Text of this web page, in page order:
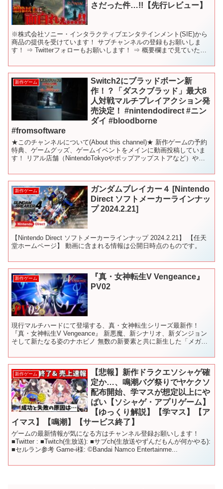
さだった件…!!【先行レビュー】
※株式会社ソニー・インタラクティブエンタテインメント(SIE)から
商品の提供を受けています！ サブチャンネルの登録もお願いしま
す！ ⇒ Twitterフォローもお願いします！ ⇒ 概要欄まで見ていただ
新作ゲーム
Switch2にブラッドボーン新
作！？「ダスクブラッド」最大8
人対戦マルチプレイアクション発
売決定！ #nintendodirect #ニン
ダイ #bloodborne
#fromsoftware
★このチャンネルについて(About this channel)★ 新作ゲームの予約
特典、ゲームグッズ、ゲームイベントをメインに動画投稿していま
す！ リアル店舗（NintendoTokyoやポップアップストアなど）やイ
新作ゲーム
ガンダムブレイカー４ [Nintendo
Direct ソフトメーカーラインナッ
プ 2024.2.21]
【Nintendo Direct ソフトメーカーラインナップ 2024.2.21】 【任天
堂ホームページ】 動画に含まれる情報は公開日時点のものです。
新作ゲーム
『真・女神転生V Vengeance』
PV02
現行マルチハードにて登場する、真・女神転生シリーズ最新作！
『真・女神転生V Vengeance』 新悪魔、新シナリオ、新ダンジョン
そして新たなる姿のナホビノ 無数の新要素と共に新生した「メガテ
新作ゲーム
【悲報】新作ドラクエソシャゲ確
定か…、鳴潮バグ祭りでヤケクソ
配布開始、学マスが想定以上にや
ばい【ソシャゲ・アプリゲーム】
【ゆっくり解説】【学マス】【ア
イマス】【鳴潮】【サービス終了】
ゲームの最新情報が気になる方はチャンネル登録お願いします！
■Twitter : ■Twitch(生放送): ■サブch(生放送やずんだもんが何かやる):
■セルラン参考 Game-i様: ©Bandai Namco Entertainme...